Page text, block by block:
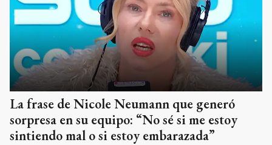
La frase de Nicole Neumann que generó
sorpresa en su equipo: “No sé si me estoy
sintiendo mal o si estoy embarazada”